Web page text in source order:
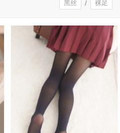
裸足
/
黑丝